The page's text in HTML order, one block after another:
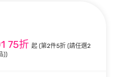
75折起(第2件5折 (請任選2
))